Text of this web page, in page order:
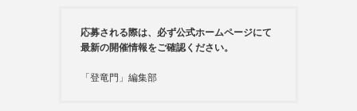
応募される際は、必ず公式ホームページにて
最新の開催情報をご確認ください。
「登竜門」編集部